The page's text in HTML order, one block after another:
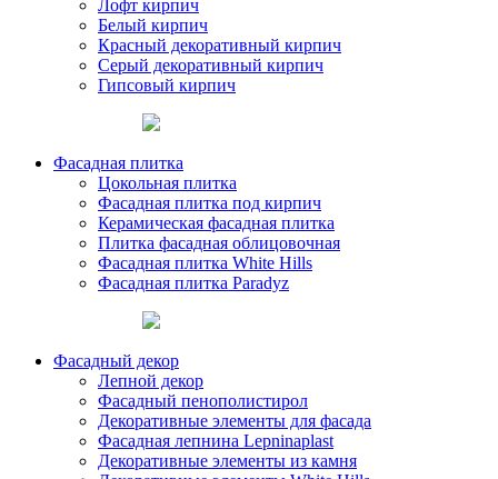
Лофт кирпич
Белый кирпич
Красный декоративный кирпич
Серый декоративный кирпич
Гипсовый кирпич
Фасадная плитка
Цокольная плитка
Фасадная плитка под кирпич
Керамическая фасадная плитка
Плитка фасадная облицовочная
Фасадная плитка White Hills
Фасадная плитка Paradyz
Фасадный декор
Лепной декор
Фасадный пенополистирол
Декоративные элементы для фасада
Фасадная лепнина Lepninaplast
Декоративные элементы из камня